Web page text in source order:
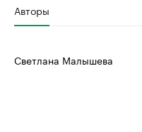
Авторы
Светлана Малышева